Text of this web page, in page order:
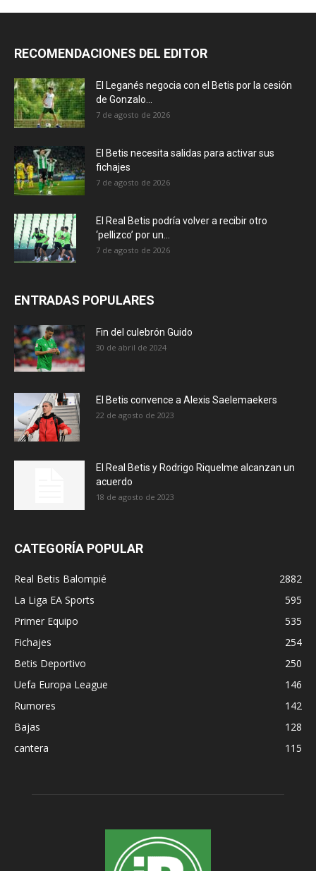
RECOMENDACIONES DEL EDITOR
El Leganés negocia con el Betis por la cesión
de Gonzalo...
7 de agosto de 2026
El Betis necesita salidas para activar sus
fichajes
7 de agosto de 2026
El Real Betis podría volver a recibir otro
‘pellizco’ por un...
7 de agosto de 2026
ENTRADAS POPULARES
Fin del culebrón Guido
30 de abril de 2024
El Betis convence a Alexis Saelemaekers
22 de agosto de 2023
El Real Betis y Rodrigo Riquelme alcanzan un
acuerdo
18 de agosto de 2023
CATEGORÍA POPULAR
Real Betis Balompié
2882
La Liga EA Sports
595
Primer Equipo
535
Fichajes
254
Betis Deportivo
250
Uefa Europa League
146
Rumores
142
Bajas
128
cantera
115